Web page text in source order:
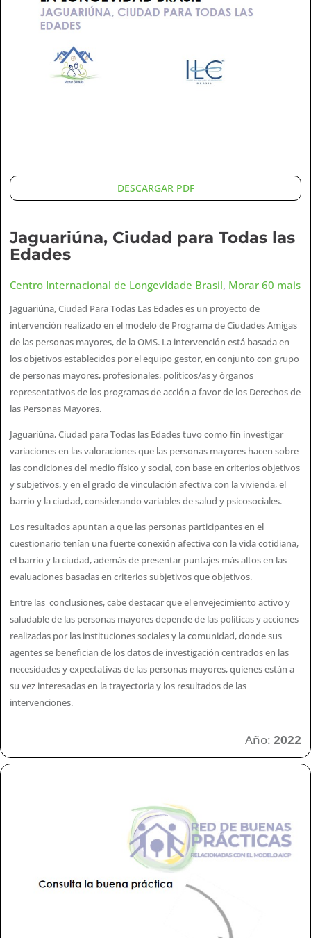
DESCARGAR PDF
Jaguariúna, Ciudad para Todas las
Edades
Centro Internacional de Longevidade Brasil, Morar 60 mais
Jaguariúna, Ciudad Para Todas Las Edades es un proyecto de
intervención realizado en el modelo de Programa de Ciudades Amigas
de las personas mayores, de la OMS. La intervención está basada en
los objetivos establecidos por el equipo gestor, en conjunto con grupo
de personas mayores, profesionales, políticos/as y órganos
representativos de los programas de acción a favor de los Derechos de
las Personas Mayores.
Jaguariúna, Ciudad para Todas las Edades tuvo como fin investigar
variaciones en las valoraciones que las personas mayores hacen sobre
las condiciones del medio físico y social, con base en criterios objetivos
y subjetivos, y en el grado de vinculación afectiva con la vivienda, el
barrio y la ciudad, considerando variables de salud y psicosociales.
Los resultados apuntan a que las personas participantes en el
cuestionario tenían una fuerte conexión afectiva con la vida cotidiana,
el barrio y la ciudad, además de presentar puntajes más altos en las
evaluaciones basadas en criterios subjetivos que objetivos.
Entre las conclusiones, cabe destacar que el envejecimiento activo y
saludable de las personas mayores depende de las políticas y acciones
realizadas por las instituciones sociales y la comunidad, donde sus
agentes se benefician de los datos de investigación centrados en las
necesidades y expectativas de las personas mayores, quienes están a
su vez interesadas en la trayectoria y los resultados de las
intervenciones.
Año: 2022